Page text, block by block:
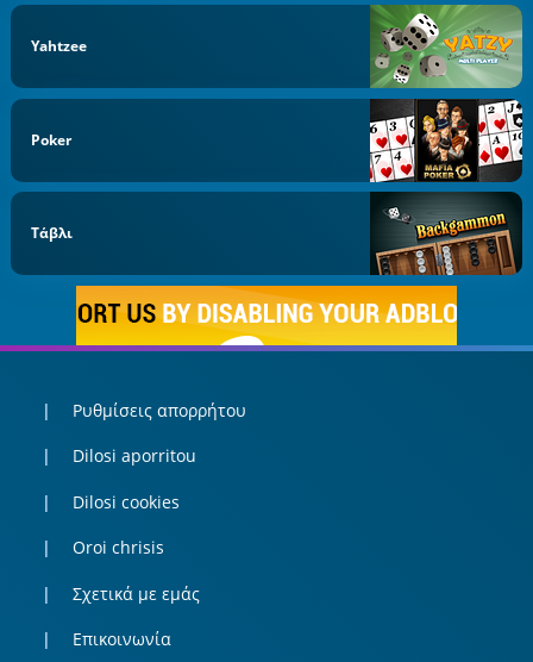
Yahtzee
Poker
Τάβλι
Ρυθμίσεις απορρήτου
Dilosi aporritou
Dilosi cookies
Oroi chrisis
Σχετικά με εμάς
Επικοινωνία